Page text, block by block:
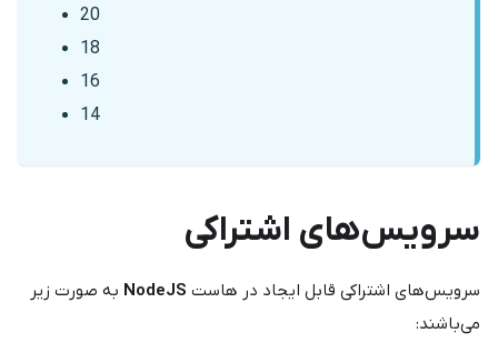
20
18
16
14
سرویس‌های اشتراکی
سرویس‌های اشتراکی قابل ایجاد در هاست NodeJS به صورت زیر
می‌باشند: